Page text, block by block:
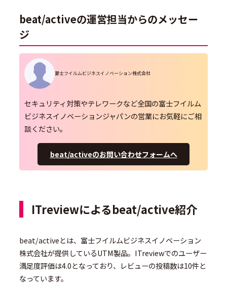
beat/activeの運営担当からのメッセー
ジ
富士フイルムビジネスイノベーション株式会社
セキュリティ対策やテレワークなど全国の富士フイルム
ビジネスイノベーションジャパンの営業にお気軽にご相
談ください。
beat/activeのお問い合わせフォームへ
ITreviewによるbeat/active紹介
beat/activeとは、富士フイルムビジネスイノベーション
株式会社が提供しているUTM製品。ITreviewでのユーザー
満足度評価は4.0となっており、レビューの投稿数は10件と
なっています。